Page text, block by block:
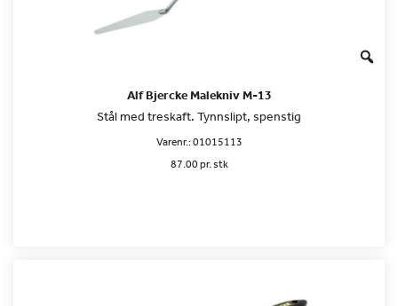
Alf Bjercke Malekniv M-13
Stål med treskaft. Tynnslipt, spenstig
Varenr.:01015113
87.00 pr. stk